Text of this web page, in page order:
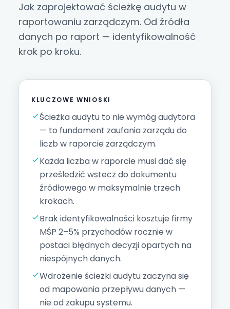
Jak zaprojektować ścieżkę audytu w
raportowaniu zarządczym. Od źródła
danych po raport — identyfikowalność
krok po kroku.
KLUCZOWE WNIOSKI
Ścieżka audytu to nie wymóg audytora
— to fundament zaufania zarządu do
liczb w raporcie zarządczym.
Każda liczba w raporcie musi dać się
prześledzić wstecz do dokumentu
źródłowego w maksymalnie trzech
krokach.
Brak identyfikowalności kosztuje firmy
MŚP 2–5% przychodów rocznie w
postaci błędnych decyzji opartych na
niespójnych danych.
Wdrożenie ścieżki audytu zaczyna się
od mapowania przepływu danych —
nie od zakupu systemu.